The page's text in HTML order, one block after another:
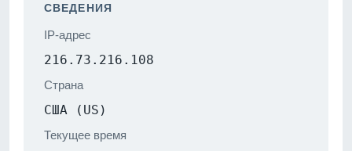
СВЕДЕНИЯ
IP-адрес
216.73.216.108
Страна
США (US)
Текущее время